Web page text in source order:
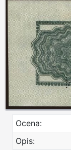
Ocena:
Opis: